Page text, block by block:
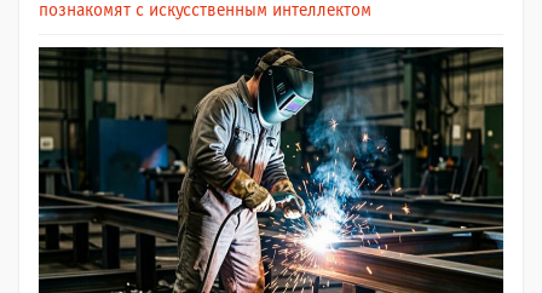
познакомят с искусственным интеллектом